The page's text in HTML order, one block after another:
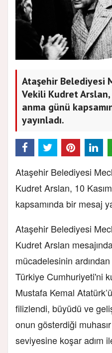
Ataşehir Belediyesi
Vekili Kudret
anma günü
yayınladı.
Ataşehir Belediyesi
Kudret Arslan, 10
kapsamında bir mesaj
Ataşehir Belediyesi
Kudret Arslan
mücadelesinin
Türkiye Cumhuriyeti'ni
Mustafa Kemal
filizlendi, büyüdü ve
onun gösterdiği
seviyesine koşar adım